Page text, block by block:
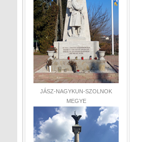
JÁSZ-NAGYKUN-SZOLNOK
MEGYE